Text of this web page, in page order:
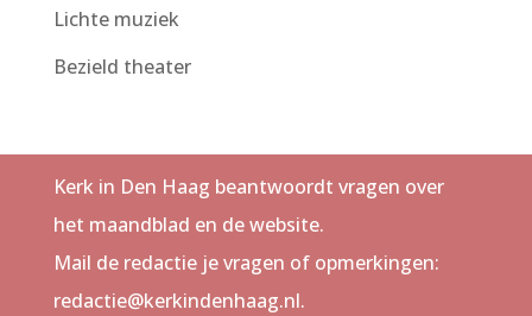
Lichte muziek
Bezield theater
Kerk in Den Haag beantwoordt vragen over
het maandblad en de website.
Mail de redactie je vragen of opmerkingen:
redactie@kerkindenhaag.nl.